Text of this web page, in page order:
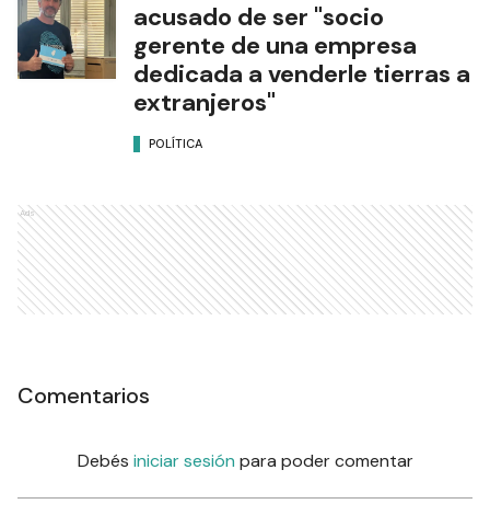
acusado de ser "socio
gerente de una empresa
dedicada a venderle tierras a
extranjeros"
POLÍTICA
Ads
Comentarios
Debés iniciar sesión para poder comentar